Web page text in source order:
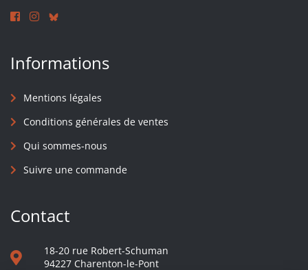
Informations
Mentions légales
Conditions générales de ventes
Qui sommes-nous
Suivre une commande
Contact
18-20 rue Robert-Schuman
94227 Charenton-le-Pont